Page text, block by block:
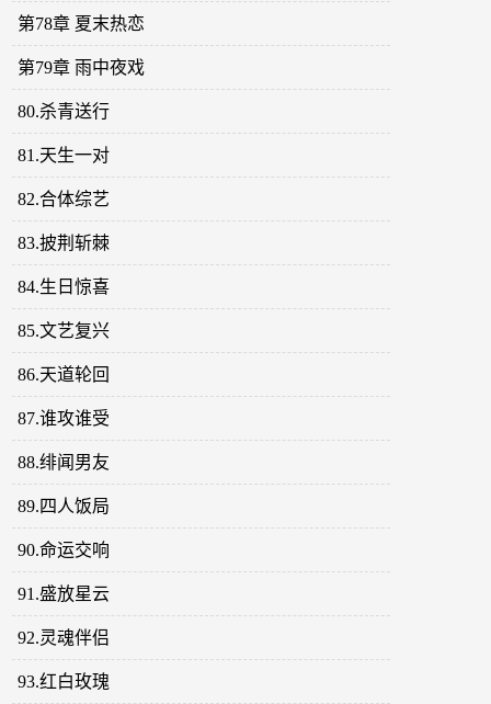
第78章 夏末热恋
第79章 雨中夜戏
80.杀青送行
81.天生一对
82.合体综艺
83.披荆斩棘
84.生日惊喜
85.文艺复兴
86.天道轮回
87.谁攻谁受
88.绯闻男友
89.四人饭局
90.命运交响
91.盛放星云
92.灵魂伴侣
93.红白玫瑰